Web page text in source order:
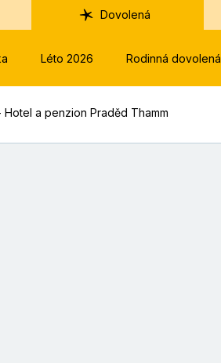
Dovolená
Léto 2026 Rodinná dovolená
a penzion Praděd Thamm